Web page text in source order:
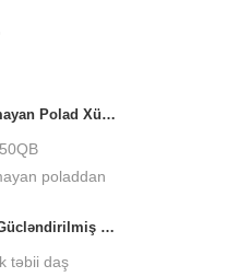
Paslanmayan Polad Xüsusi Baza Matcha Yaşıl Daş Dəyirmanı Aşağı Temperaturlu Ultra İncə Matcha Taşlayıcı DL-6CYMJ-50QB
poladdan
daş
təbii qranit
Xüsusi Gücləndirilmiş Kiçik Matcha Daş Dəyirmanı 30 sm Daş Boşqab Ultra İncə Matcha Taşlayıcı DL-6CYMJ-32M
təbii daş